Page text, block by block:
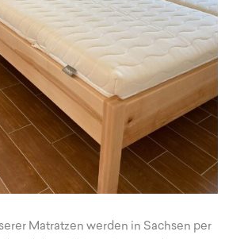
Matratzen werden in Sachsen per